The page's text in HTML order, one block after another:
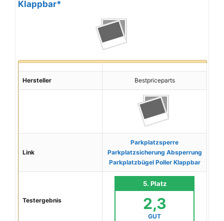
Klappbar*
Hersteller Bestpriceparts
Link
Parkplatzsperre
Parkplatzsicherung Absperrung
Parkplatzbügel Poller Klappbar
Testergebnis
5. Platz
2,3
GUT